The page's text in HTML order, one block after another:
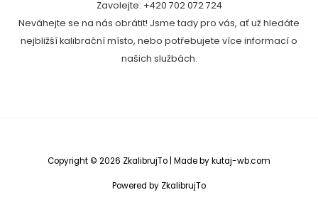
Zavolejte: +420 702 072 724
Neváhejte se na nás obrátit! Jsme tady pro vás, ať už hledáte
nejbližší kalibrační místo, nebo potřebujete více informací o
našich službách.
Copyright © 2026 ZkalibrujTo | Made bykutaj-wb.com
Powered by ZkalibrujTo